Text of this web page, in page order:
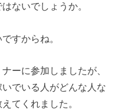
ないでしょうか。
すからね。
ーに参加しましたが、
でいる人がどんな人な
てくれました。